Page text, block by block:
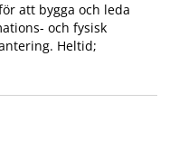
att bygga och leda
och fysisk
Heltid;